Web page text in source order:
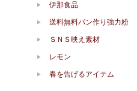
伊那食品
送料無料パン作り強力粉
ＳＮＳ映え素材
レモン
春を告げるアイテム